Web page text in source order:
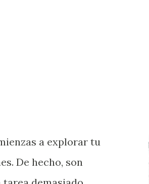
a explorar tu
De hecho, son